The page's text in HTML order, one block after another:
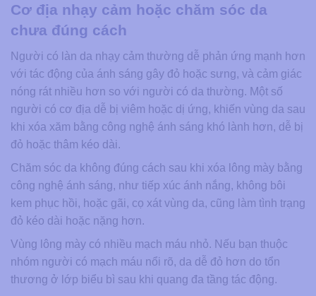
Cơ địa nhạy cảm hoặc chăm sóc da
chưa đúng cách
Người có làn da nhạy cảm thường dễ phản ứng mạnh hơn
với tác động của ánh sáng gây đỏ hoặc sưng, và cảm giác
nóng rát nhiều hơn so với người có da thường. Một số
người có cơ địa dễ bị viêm hoặc dị ứng, khiến vùng da sau
khi xóa xăm bằng công nghệ ánh sáng khó lành hơn, dễ bị
đỏ hoặc thâm kéo dài.
Chăm sóc da không đúng cách sau khi xóa lông mày bằng
công nghệ ánh sáng, như tiếp xúc ánh nắng, không bôi
kem phục hồi, hoặc gãi, cọ xát vùng da, cũng làm tình trạng
đỏ kéo dài hoặc nặng hơn.
Vùng lông mày có nhiều mạch máu nhỏ. Nếu bạn thuộc
nhóm người có mạch máu nổi rõ, da dễ đỏ hơn do tổn
thương ở lớp biểu bì sau khi quang đa tầng tác động.